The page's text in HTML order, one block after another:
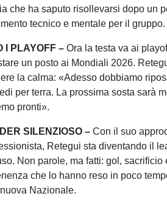
che ha saputo risollevarsi dopo un
tecnico e mentale per il gruppo.
I PLAYOFF –Ora la testa va ai
un posto ai Mondiali 2026.
la calma: «Adesso dobbiamo
per terra. La prossima sosta sarà
pronti».
SILENZIOSO –Con il suo
Retegui sta diventando il
Non parole, ma fatti: gol, sacrificio
che lo hanno reso in poco
Nazionale.